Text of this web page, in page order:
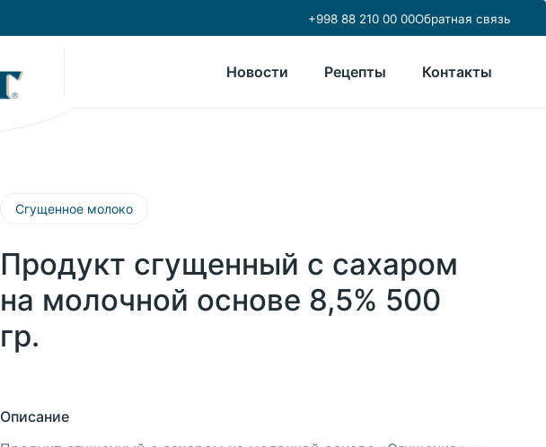
+998 88 210 00 00Обратная связь
Новости Рецепты Контакты
Сгущенное молоко
Продукт сгущенный с сахаром
на молочной основе 8,5% 500
гр.
Описание